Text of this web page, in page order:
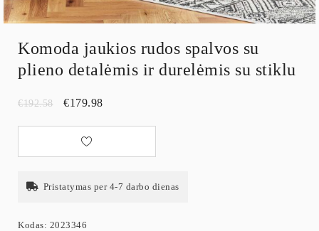
Komoda jaukios rudos spalvos su
plieno detalėmis ir durelėmis su stiklu
€192.58 €179.98
Pristatymas per 4-7 darbo dienas
Kodas: 2023346